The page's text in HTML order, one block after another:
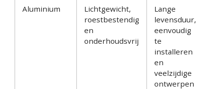
Aluminium
Lichtgewicht,
roestbestendig
en
onderhoudsvrij
Lange
levensduur,
eenvoudig
te
installeren
en
veelzijdige
ontwerpen